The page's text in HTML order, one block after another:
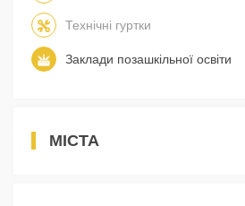
Технічні гуртки
Заклади позашкільної освіти
МІСТА